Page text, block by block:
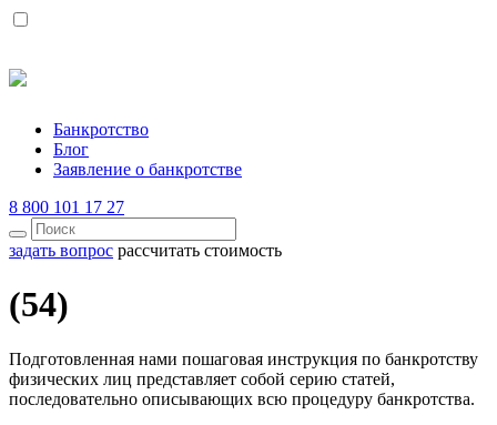
Банкротство
Блог
Заявление о банкротстве
8 800 101 17 27
задать вопрос рассчитать стоимость
(54)
Подготовленная нами пошаговая инструкция по банкротству
физических лиц представляет собой серию статей,
последовательно описывающих всю процедуру банкротства.